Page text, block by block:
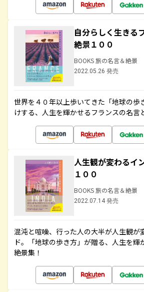
自分らしく生きる
絶景１００
BOOKS 旅の名言＆絶景
2022.05.26 発売
世界を４０年以上歩いてきた「地球の歩
けする、人生を輝かせるフランスの名言
人生観が変わるイ
１００
BOOKS 旅の名言＆絶景
2022.07.14 発売
混沌と喧噪、行った人の大半が人生観が
ド。「地球の歩き方」が贈る、人生を輝
絶景集！